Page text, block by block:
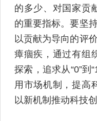
的多少、对国家贡
的重要指标。要坚
以贡献为导向的评
瘴痼疾，通过有组
探索，追求从“0”到
用市场机制，提高
以新机制推动科技